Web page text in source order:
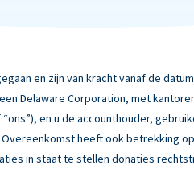
en zijn van kracht vanaf de
Delaware Corporation, met
“ons”), en u de accounthouder,
heeft ook betrekking
in staat te stellen donaties